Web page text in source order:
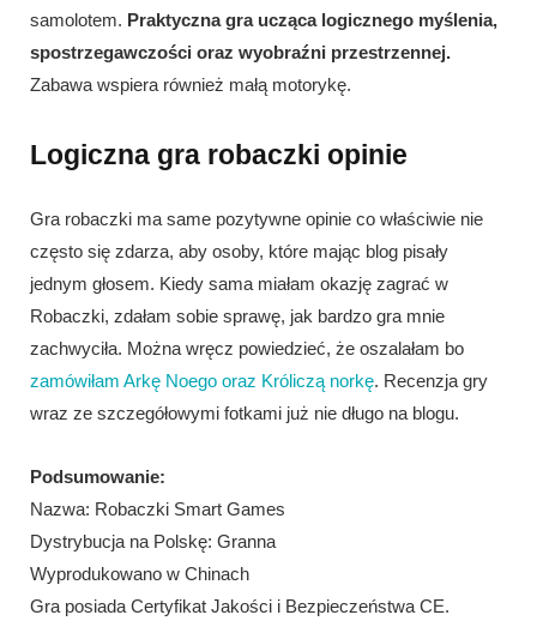
samolotem. Praktyczna gra ucząca logicznego myślenia,
spostrzegawczości oraz wyobraźni przestrzennej.
Zabawa wspiera również małą motorykę.
Logiczna gra robaczki opinie
Gra robaczki ma same pozytywne opinie co właściwie nie
często się zdarza, aby osoby, które mając blog pisały
jednym głosem. Kiedy sama miałam okazję zagrać w
Robaczki, zdałam sobie sprawę, jak bardzo gra mnie
zachwyciła. Można wręcz powiedzieć, że oszalałam bo
zamówiłam Arkę Noego oraz Króliczą norkę. Recenzja gry
wraz ze szczegółowymi fotkami już nie długo na blogu.
Podsumowanie:
Nazwa: Robaczki Smart Games
Dystrybucja na Polskę: Granna
Wyprodukowano w Chinach
Gra posiada Certyfikat Jakości i Bezpieczeństwa CE.